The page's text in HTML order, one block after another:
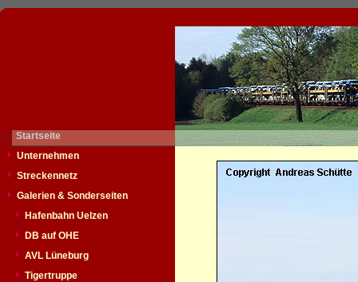
Startseite
Unternehmen
Streckennetz
Galerien & Sonderseiten
Hafenbahn Uelzen
DB auf OHE
AVL Lüneburg
Tigertruppe